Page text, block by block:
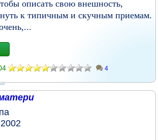
описать свою внешность,
к типичным и скучным приемам.
4